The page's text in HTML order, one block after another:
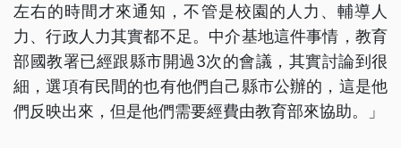
左右的時間才來通知，不管是校園的人力、輔導人
力、行政人力其實都不足。中介基地這件事情，教育
部國教署已經跟縣市開過3次的會議，其實討論到很
細，選項有民間的也有他們自己縣市公辦的，這是他
們反映出來，但是他們需要經費由教育部來協助。」